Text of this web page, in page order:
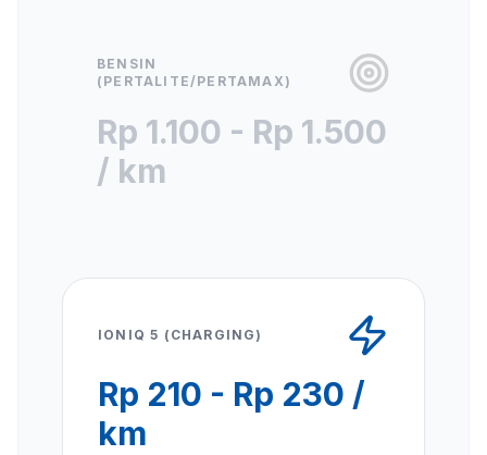
BENSIN
(PERTALITE/PERTAMAX)
Rp 1.100 - Rp 1.500
/ km
IONIQ 5 (CHARGING)
Rp 210 - Rp 230 /
km